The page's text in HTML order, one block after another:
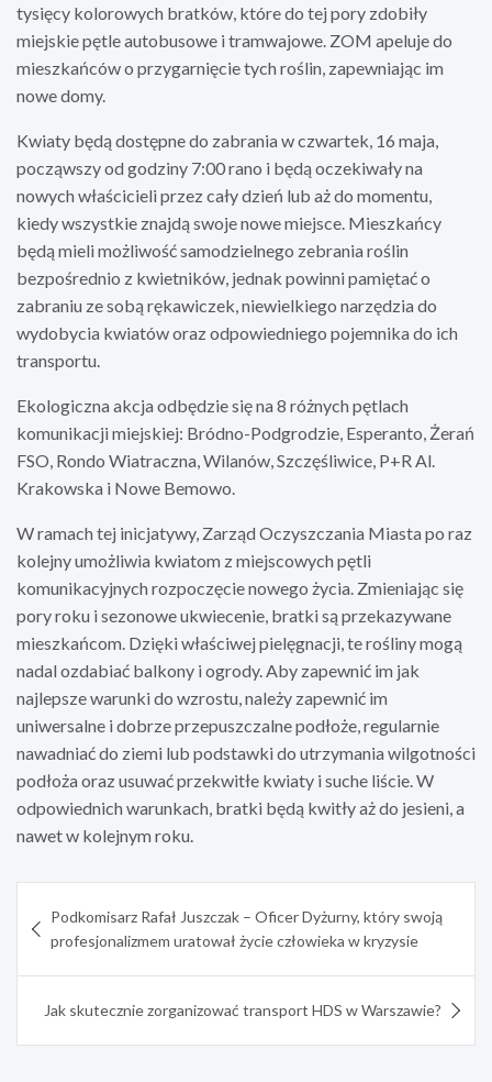
tysięcy kolorowych bratków, które do tej pory zdobiły
miejskie pętle autobusowe i tramwajowe. ZOM apeluje do
mieszkańców o przygarnięcie tych roślin, zapewniając im
nowe domy.
Kwiaty będą dostępne do zabrania w czwartek, 16 maja,
począwszy od godziny 7:00 rano i będą oczekiwały na
nowych właścicieli przez cały dzień lub aż do momentu,
kiedy wszystkie znajdą swoje nowe miejsce. Mieszkańcy
będą mieli możliwość samodzielnego zebrania roślin
bezpośrednio z kwietników, jednak powinni pamiętać o
zabraniu ze sobą rękawiczek, niewielkiego narzędzia do
wydobycia kwiatów oraz odpowiedniego pojemnika do ich
transportu.
Ekologiczna akcja odbędzie się na 8 różnych pętlach
komunikacji miejskiej: Bródno-Podgrodzie, Esperanto, Żerań
FSO, Rondo Wiatraczna, Wilanów, Szczęśliwice, P+R Al.
Krakowska i Nowe Bemowo.
W ramach tej inicjatywy, Zarząd Oczyszczania Miasta po raz
kolejny umożliwia kwiatom z miejscowych pętli
komunikacyjnych rozpoczęcie nowego życia. Zmieniając się
pory roku i sezonowe ukwiecenie, bratki są przekazywane
mieszkańcom. Dzięki właściwej pielęgnacji, te rośliny mogą
nadal ozdabiać balkony i ogrody. Aby zapewnić im jak
najlepsze warunki do wzrostu, należy zapewnić im
uniwersalne i dobrze przepuszczalne podłoże, regularnie
nawadniać do ziemi lub podstawki do utrzymania wilgotności
podłoża oraz usuwać przekwitłe kwiaty i suche liście. W
odpowiednich warunkach, bratki będą kwitły aż do jesieni, a
nawet w kolejnym roku.
wpisu
Podkomisarz Rafał Juszczak – Oficer Dyżurny, który swoją
profesjonalizmem uratował życie człowieka w kryzysie
Jak skutecznie zorganizować transport HDS w Warszawie?